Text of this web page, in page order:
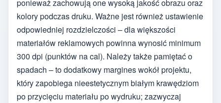
ponieważ zachowują one wysoką jakość obrazu oraz
kolory podczas druku. Ważne jest również ustawienie
odpowiedniej rozdzielczości – dla większości
materiałów reklamowych powinna wynosić minimum
300 dpi (punktów na cal). Należy także pamiętać o
spadach – to dodatkowy margines wokół projektu,
który zapobiega nieestetycznym białym krawędziom
po przycięciu materiału po wydruku; zazwyczaj